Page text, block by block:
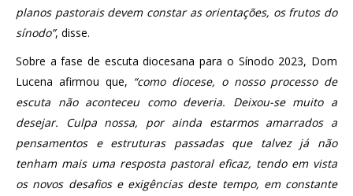
planos pastorais devem constar as orientações, os frutos do
sínodo”, disse.
Sobre a fase de escuta diocesana para o Sínodo 2023, Dom
Lucena afirmou que, “como diocese, o nosso processo de
escuta não aconteceu como deveria. Deixou-se muito a
desejar. Culpa nossa, por ainda estarmos amarrados a
pensamentos e estruturas passadas que talvez já não
tenham mais uma resposta pastoral eficaz, tendo em vista
os novos desafios e exigências deste tempo, em constante